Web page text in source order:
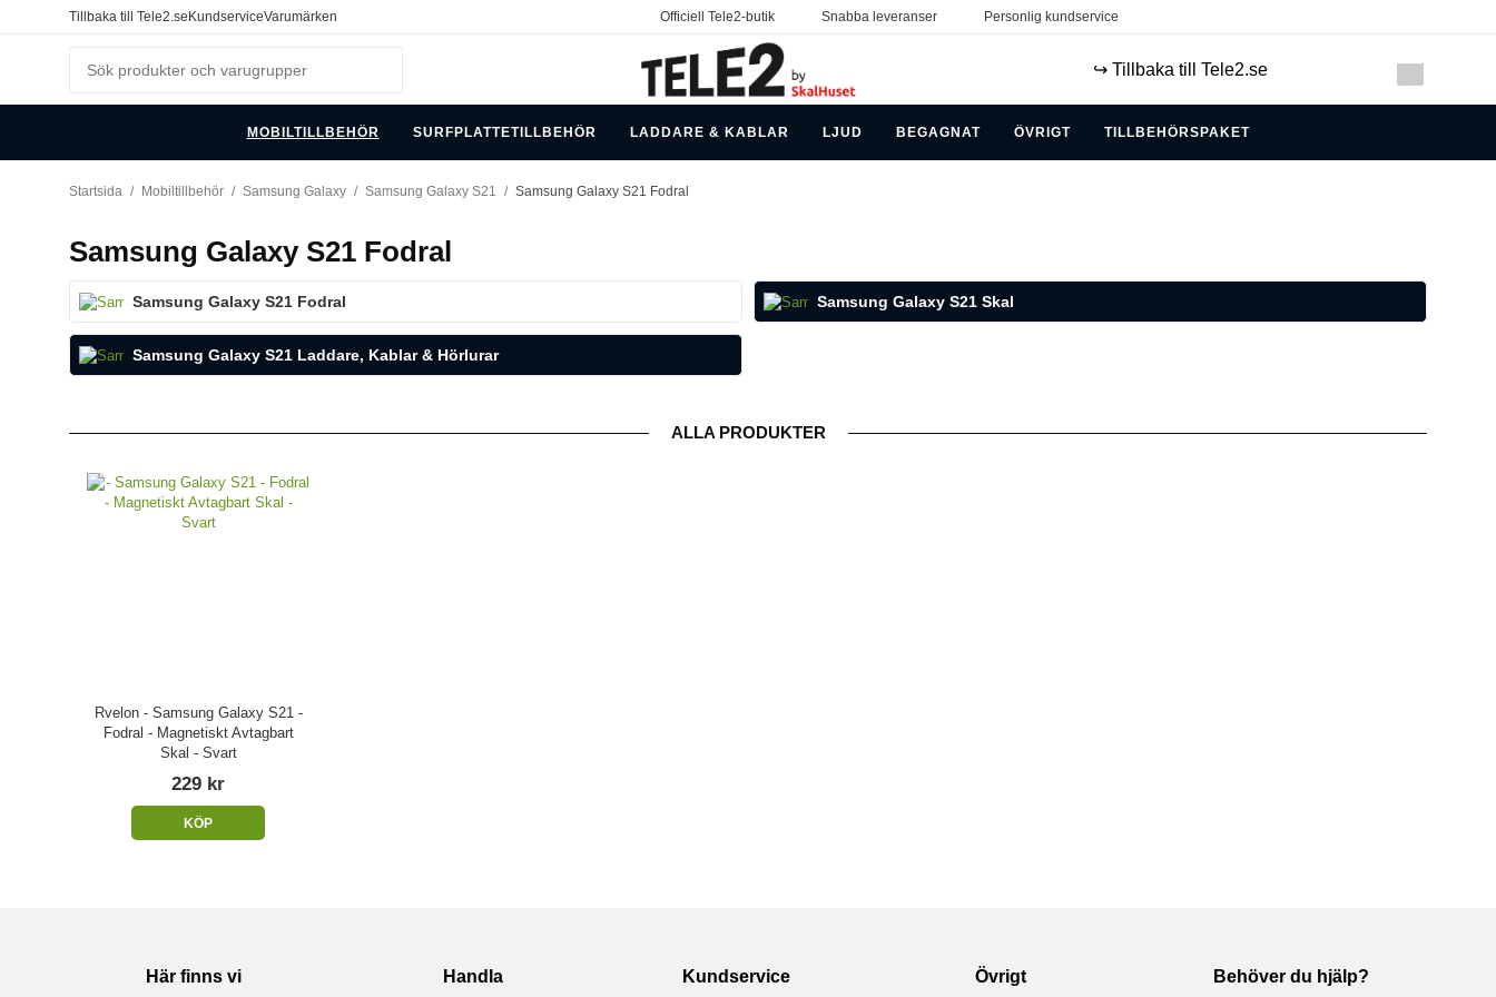
Tillbaka till Tele2.seKundserviceVarumärken Officiell Tele2-butik Snabba leveranser Personlig kundservice
↪️ Tillbaka till Tele2.se
MOBILTILLBEHÖR SURFPLATTETILLBEHÖR LADDARE & KABLAR LJUD BEGAGNAT ÖVRIGT TILLBEHÖRSPAKET
Startsida / Mobiltillbehör / Samsung Galaxy / Samsung Galaxy S21 / Samsung Galaxy S21 Fodral
Samsung Galaxy S21 Fodral
Samsung Galaxy S21 Fodral Samsung Galaxy S21 Skal
Samsung Galaxy S21 Laddare, Kablar & Hörlurar
ALLA PRODUKTER
Rvelon - Samsung Galaxy S21 -
Fodral - Magnetiskt Avtagbart
Skal - Svart
229 kr
KÖP
Här finns vi Handla Kundservice Övrigt Behöver du hjälp?